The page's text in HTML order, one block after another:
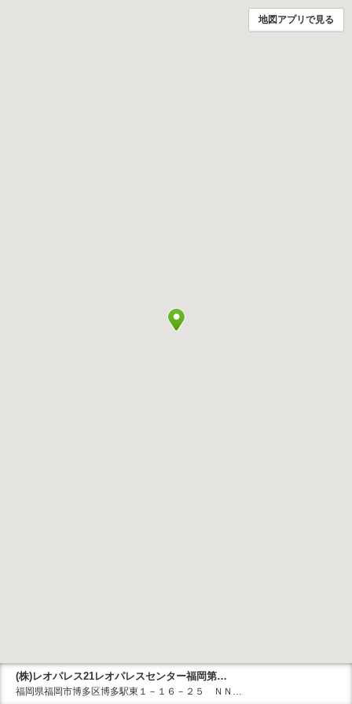
地図アプリで見る
(株)レオパレス21レオパレスセンター福岡第…
福岡県福岡市博多区博多駅東１－１６－２５ ＮＮ…